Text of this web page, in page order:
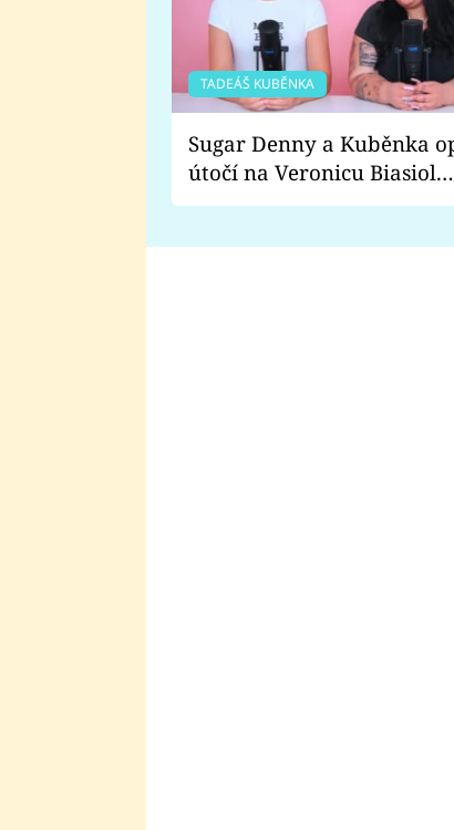
TADEÁŠ KUBĚNKA
Sugar Denny a Kuběnka
útočí na Veronicu Biasiol.
Proč je podle nich falešná